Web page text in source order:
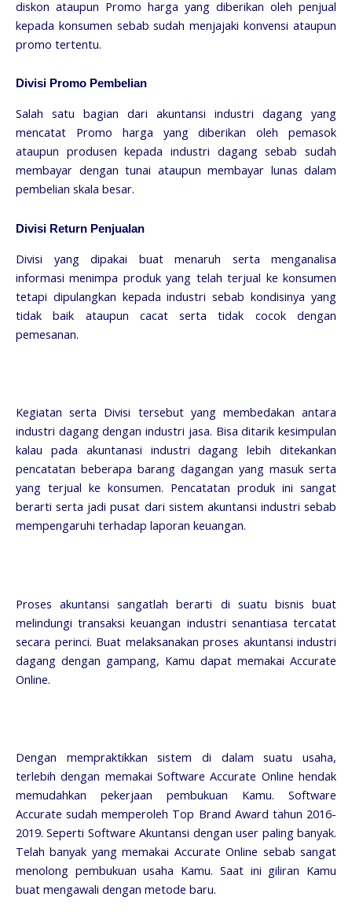
diskon ataupun Promo harga yang diberikan oleh penjual
kepada konsumen sebab sudah menjajaki konvensi ataupun
promo tertentu.
Divisi Promo Pembelian
Salah satu bagian dari akuntansi industri dagang yang
mencatat Promo harga yang diberikan oleh pemasok
ataupun produsen kepada industri dagang sebab sudah
membayar dengan tunai ataupun membayar lunas dalam
pembelian skala besar.
Divisi Return Penjualan
Divisi yang dipakai buat menaruh serta menganalisa
informasi menimpa produk yang telah terjual ke konsumen
tetapi dipulangkan kepada industri sebab kondisinya yang
tidak baik ataupun cacat serta tidak cocok dengan
pemesanan.
Kegiatan serta Divisi tersebut yang membedakan antara
industri dagang dengan industri jasa. Bisa ditarik kesimpulan
kalau pada akuntanasi industri dagang lebih ditekankan
pencatatan beberapa barang dagangan yang masuk serta
yang terjual ke konsumen. Pencatatan produk ini sangat
berarti serta jadi pusat dari sistem akuntansi industri sebab
mempengaruhi terhadap laporan keuangan.
Proses akuntansi sangatlah berarti di suatu bisnis buat
melindungi transaksi keuangan industri senantiasa tercatat
secara perinci. Buat melaksanakan proses akuntansi industri
dagang dengan gampang, Kamu dapat memakai Accurate
Online.
Dengan mempraktikkan sistem di dalam suatu usaha,
terlebih dengan memakai Software Accurate Online hendak
memudahkan pekerjaan pembukuan Kamu. Software
Accurate sudah memperoleh Top Brand Award tahun 2016-
2019. Seperti Software Akuntansi dengan user paling banyak.
Telah banyak yang memakai Accurate Online sebab sangat
menolong pembukuan usaha Kamu. Saat ini giliran Kamu
buat mengawali dengan metode baru.